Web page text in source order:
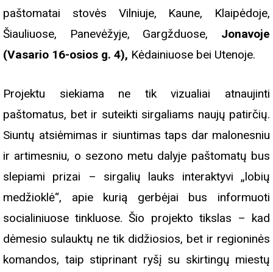
paštomatai stovės Vilniuje, Kaune, Klaipėdoje,
Šiauliuose, Panevėžyje, Gargžduose, Jonavoje
(Vasario 16-osios g. 4), Kėdainiuose bei Utenoje.
Projektu siekiama ne tik vizualiai atnaujinti
paštomatus, bet ir suteikti sirgaliams naujų patirčių.
Siuntų atsiėmimas ir siuntimas taps dar malonesniu
ir artimesniu, o sezono metu dalyje paštomatų bus
slepiami prizai – sirgalių lauks interaktyvi „lobių
medžioklė“, apie kurią gerbėjai bus informuoti
socialiniuose tinkluose. Šio projekto tikslas – kad
dėmesio sulauktų ne tik didžiosios, bet ir regioninės
komandos, taip stiprinant ryšį su skirtingų miestų